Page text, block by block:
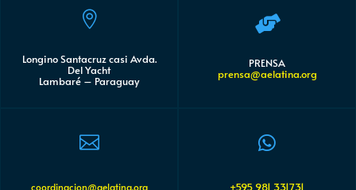

Longino Santacruz casi Avda.
Del Yacht
Lambaré – Paraguay

coordinacion@aelatina.org

PRENSA
prensa@aelatina.org

+595 981 331731